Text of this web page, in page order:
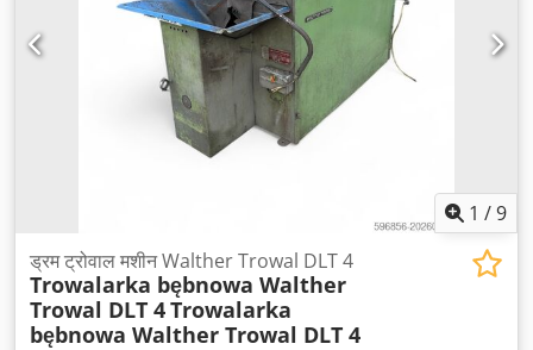
1 /9
ड्रम ट्रोवाल मशीन Walther Trowal DLT 4
Trowalarka bębnowa Walther
Trowal DLT 4Trowalarka
bębnowa Walther Trowal DLT 4